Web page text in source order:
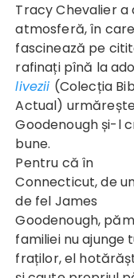
Tracy Chevalier a
atmosferă, în
fascinează pe
rafinați pînă la
livezii (Colecția
Actual)
Goodenough și-l
bune.
Pentru că în
Connecticut, de
de fel James
Goodenough,
familiei nu ajunge
fraților, el